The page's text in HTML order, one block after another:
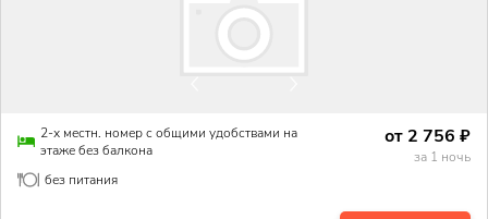
2-х местн. номер с общими удобствами на
этаже без балкона
без питания
от 2 756 ₽
за 1 ночь